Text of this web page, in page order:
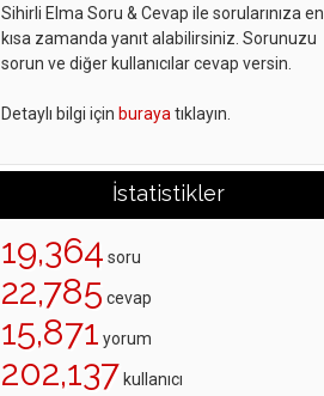
Sihirli Elma Soru & Cevap ile sorularınıza en
kısa zamanda yanıt alabilirsiniz. Sorunuzu
sorun ve diğer kullanıcılar cevap versin.
Detaylı bilgi için buraya tıklayın.
İstatistikler
19,364 soru
22,785 cevap
15,871 yorum
202,137 kullanıcı